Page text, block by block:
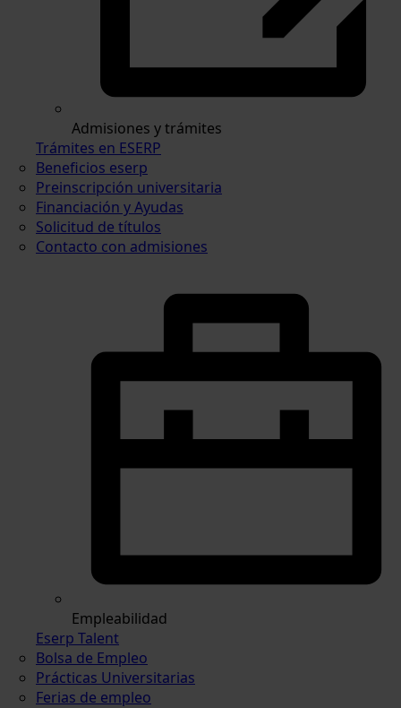
Admisiones y trámites
Trámites en ESERP
Beneficios eserp
Preinscripción universitaria
Financiación y Ayudas
Solicitud de títulos
Contacto con admisiones
Empleabilidad
Eserp Talent
Bolsa de Empleo
Prácticas Universitarias
Ferias de empleo